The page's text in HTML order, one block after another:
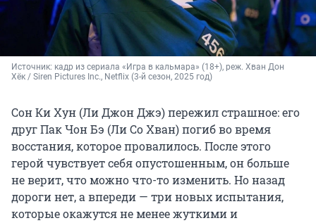
Источник: кадр из сериала «Игра в кальмара» (18+), реж. Хван Дон
Хёк / Siren Pictures Inc., Netflix (3-й сезон, 2025 год)
Сон Ки Хун (Ли Джон Джэ) пережил страшное: его
друг Пак Чон Бэ (Ли Со Хван) погиб во время
восстания, которое провалилось. После этого
герой чувствует себя опустошенным, он больше
не верит, что можно что-то изменить. Но назад
дороги нет, а впереди — три новых испытания,
которые окажутся не менее жуткими и